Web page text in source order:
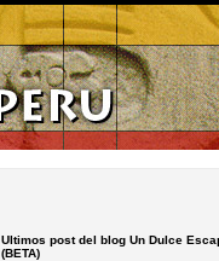
Ultimos post del blog Un Dulce
(BETA)